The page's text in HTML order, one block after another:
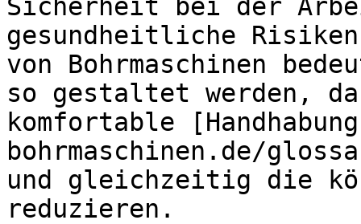
Sicherheit bei der
gesundheitliche
von Bohrmaschinen
so gestaltet werden,
komfortable
bohrmaschinen.de/
und gleichzeitig die
reduzieren.